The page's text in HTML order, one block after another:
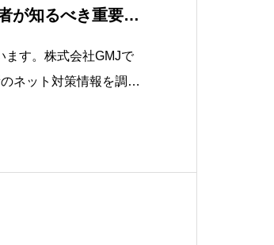
が知るべき重要ポ
ます。株式会社GMJで
ネット対策情報を調査